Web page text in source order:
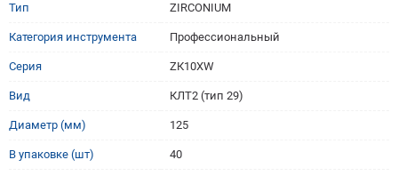
Тип ZIRCONIUM
Категория инструмента Профессиональный
Серия ZК10XW
Вид КЛТ2 (тип 29)
Диаметр (мм) 125
В упаковке (шт) 40